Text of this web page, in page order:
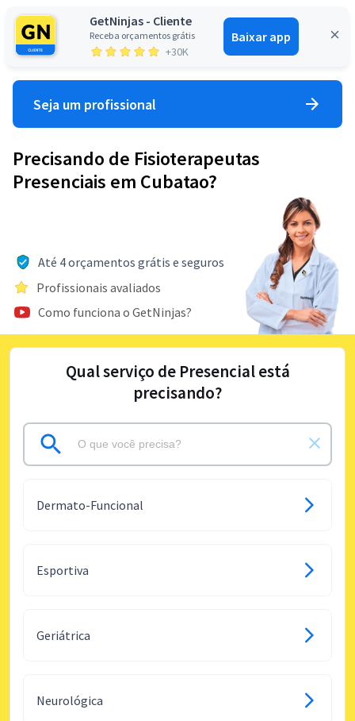
GetNinjas - Cliente
Receba orçamentos grátis
+30K
Baixar app
Entrar
Seja um profissional
Precisando de Fisioterapeutas
Presenciais em Cubatao?
Até 4 orçamentos grátis e seguros
Profissionais avaliados
Como funciona o GetNinjas?
Qual serviço de Presencial está
precisando?
Dermato-Funcional
Esportiva
Geriátrica
Neurológica